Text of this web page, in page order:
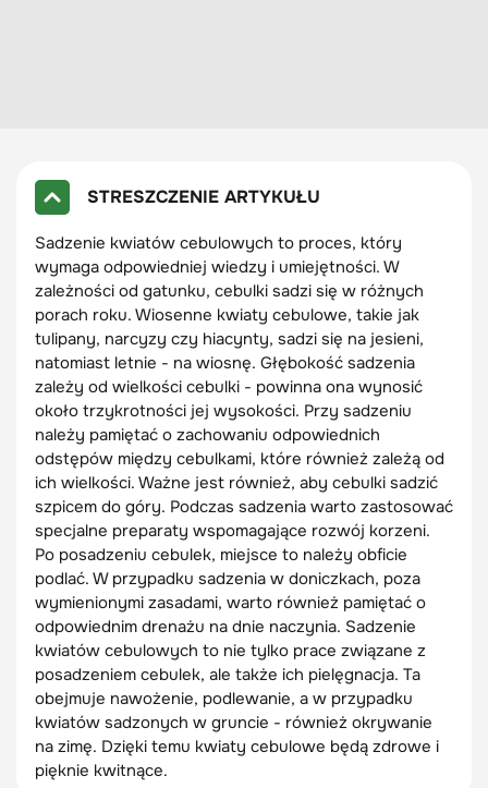
STRESZCZENIE ARTYKUŁU
Sadzenie kwiatów cebulowych to proces, który
wymaga odpowiedniej wiedzy i umiejętności. W
zależności od gatunku, cebulki sadzi się w różnych
porach roku. Wiosenne kwiaty cebulowe, takie jak
tulipany, narcyzy czy hiacynty, sadzi się na jesieni,
natomiast letnie - na wiosnę. Głębokość sadzenia
zależy od wielkości cebulki - powinna ona wynosić
około trzykrotności jej wysokości. Przy sadzeniu
należy pamiętać o zachowaniu odpowiednich
odstępów między cebulkami, które również zależą od
ich wielkości. Ważne jest również, aby cebulki sadzić
szpicem do góry. Podczas sadzenia warto zastosować
specjalne preparaty wspomagające rozwój korzeni.
Po posadzeniu cebulek, miejsce to należy obficie
podlać. W przypadku sadzenia w doniczkach, poza
wymienionymi zasadami, warto również pamiętać o
odpowiednim drenażu na dnie naczynia. Sadzenie
kwiatów cebulowych to nie tylko prace związane z
posadzeniem cebulek, ale także ich pielęgnacja. Ta
obejmuje nawożenie, podlewanie, a w przypadku
kwiatów sadzonych w gruncie - również okrywanie
na zimę. Dzięki temu kwiaty cebulowe będą zdrowe i
pięknie kwitnące.